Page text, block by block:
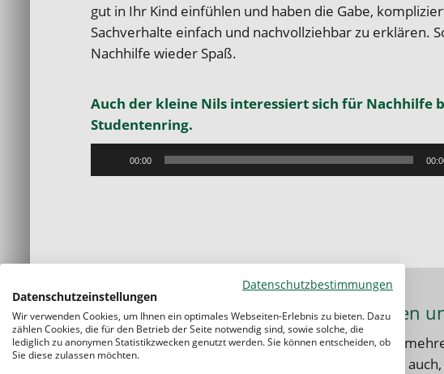
gut in Ihr Kind einfühlen und haben die Gabe,
Sachverhalte einfach und nachvollziehbar zu erklären.
Nachhilfe wieder Spaß.
Auch der kleine Nils interessiert sich für Nachhilfe
Studentenring.
Player
00:00
Nachhilfe für alle Fächer, Klassenstufen
Benötigt Ihr Kind in einem speziellen Fach oder in
undSchulformen
ab. Gerne zeigen wir Ihrem Kind
Datenschutzbestimmungen
Datenschutzeinstellungen
Wir verwenden Cookies, um Ihnen ein optimales Webseiten-Erlebnis zu bieten. Dazu
zählen Cookies, die für den Betrieb der Seite notwendig sind, sowie solche, die
lediglich zu anonymen Statistikzwecken genutzt werden. Sie können entscheiden, ob
Sie diese zulassen möchten.